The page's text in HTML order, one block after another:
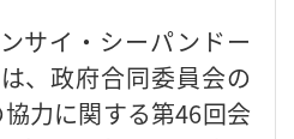
サイ・シーパンドー
、政府合同委員会の
力に関する第46回会